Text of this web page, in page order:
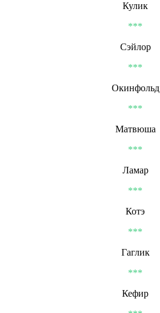
Кулик
***
Сэйлор
***
Окинфольд
***
Матвюша
***
Ламар
***
Котэ
***
Гаглик
***
Кефир